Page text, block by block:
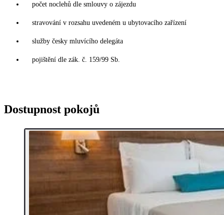
počet noclehů dle smlouvy o zájezdu
stravování v rozsahu uvedeném u ubytovacího zařízení
služby česky mluvícího delegáta
pojištění dle zák. č. 159/99 Sb.
Dostupnost pokojů